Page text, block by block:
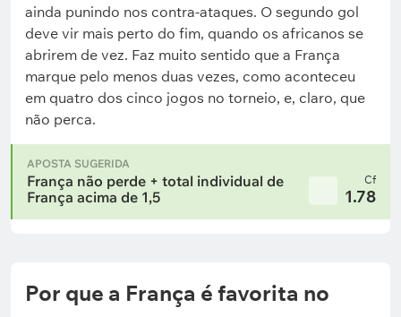
ainda punindo nos contra-ataques. O segundo gol
deve vir mais perto do fim, quando os africanos se
abrirem de vez. Faz muito sentido que a França
marque pelo menos duas vezes, como aconteceu
em quatro dos cinco jogos no torneio, e, claro, que
não perca.
APOSTA SUGERIDA
França não perde + total individual de
França acima de 1,5
Cf
1.78
Por que a França é favorita no